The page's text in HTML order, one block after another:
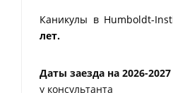
Каникулы в Humboldt-
лет.
Даты заезда на 2026-
у консультанта